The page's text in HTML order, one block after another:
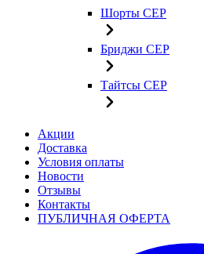
Шорты CEP
Бриджи CEP
Тайтсы CEP
Акции
Доставка
Условия оплаты
Новости
Отзывы
Контакты
ПУБЛИЧНАЯ ОФЕРТА